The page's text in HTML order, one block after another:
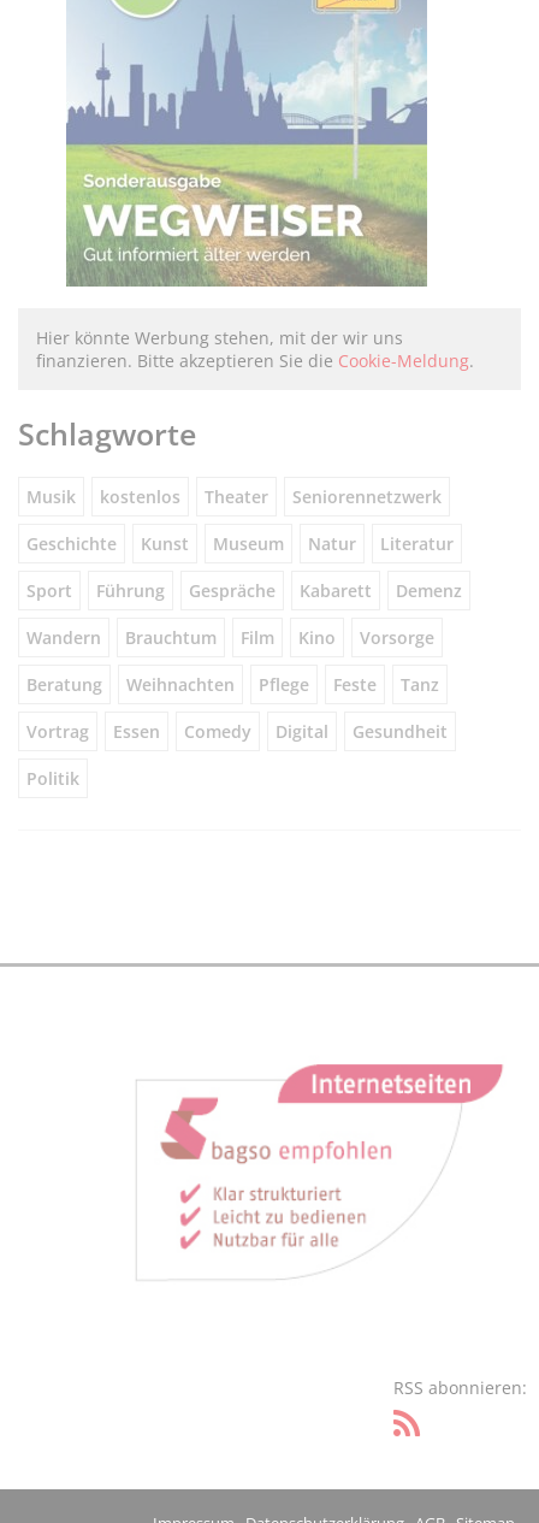
Hier könnte Werbung stehen, mit der wir uns
finanzieren. Bitte akzeptieren Sie die Cookie-Meldung.
Schlagworte
Musik kostenlos Theater Seniorennetzwerk
Geschichte Kunst Museum Natur Literatur
Sport Führung Gespräche Kabarett Demenz
Wandern Brauchtum Film Kino Vorsorge
Beratung Weihnachten Pflege Feste Tanz
Vortrag Essen Comedy Digital Gesundheit
Politik
RSS abonnieren: